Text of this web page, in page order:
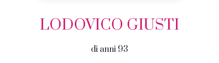
LODOVICO GIUSTI
di anni 93